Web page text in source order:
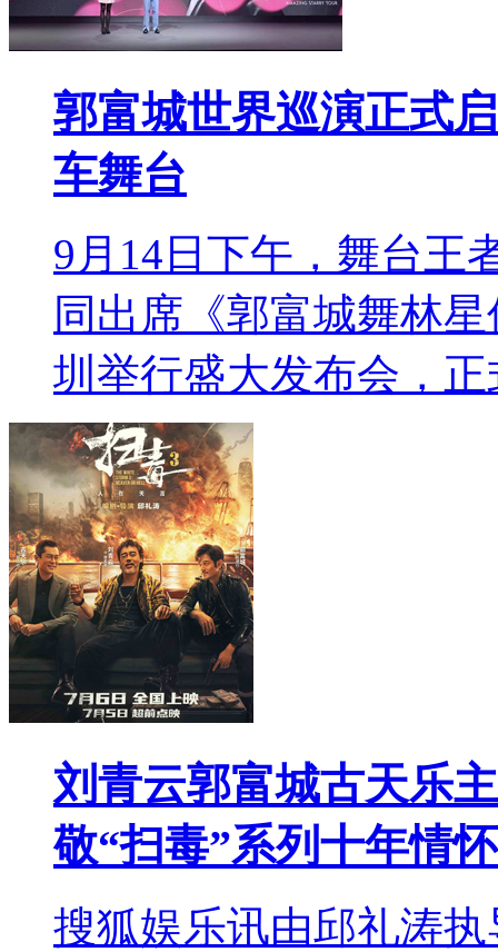
郭富城世界巡演正式
车舞台
9月14日下午，舞台王
同出席《郭富城舞林
圳举行盛大发布会，
刘青云郭富城古天乐
敬“扫毒”系列十年情怀
搜狐娱乐讯由邱礼涛